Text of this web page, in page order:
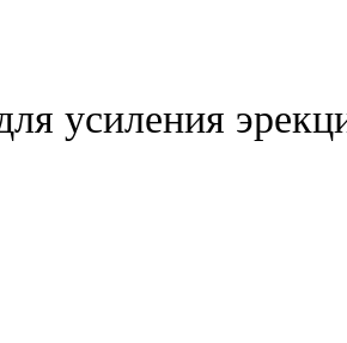
усиления